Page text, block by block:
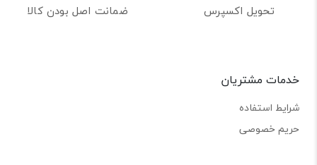
تحویل اکسپرس ضمانت اصل بودن کالا
خدمات مشتریان
شرایط استفاده
حریم خصوصی